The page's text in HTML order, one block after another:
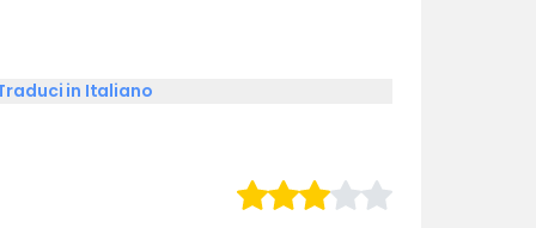
in Italiano